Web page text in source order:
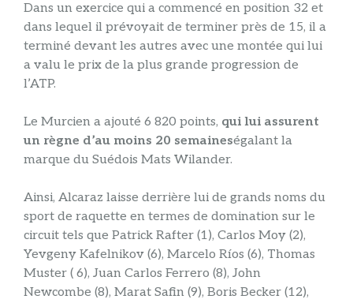
Dans un exercice qui a commencé en position 32 et
dans lequel il prévoyait de terminer près de 15, il a
terminé devant les autres avec une montée qui lui
a valu le prix de la plus grande progression de
l’ATP.
Le Murcien a ajouté 6 820 points, qui lui assurent
un règne d’au moins 20 semaineségalant la
marque du Suédois Mats Wilander.
Ainsi, Alcaraz laisse derrière lui de grands noms du
sport de raquette en termes de domination sur le
circuit tels que Patrick Rafter (1), Carlos Moy (2),
Yevgeny Kafelnikov (6), Marcelo Ríos (6), Thomas
Muster ( 6), Juan Carlos Ferrero (8), John
Newcombe (8), Marat Safin (9), Boris Becker (12),